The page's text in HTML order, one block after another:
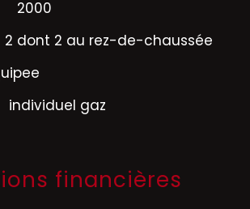
2000
2 dont 2 au rez-de-chaussée
individuel gaz
financières